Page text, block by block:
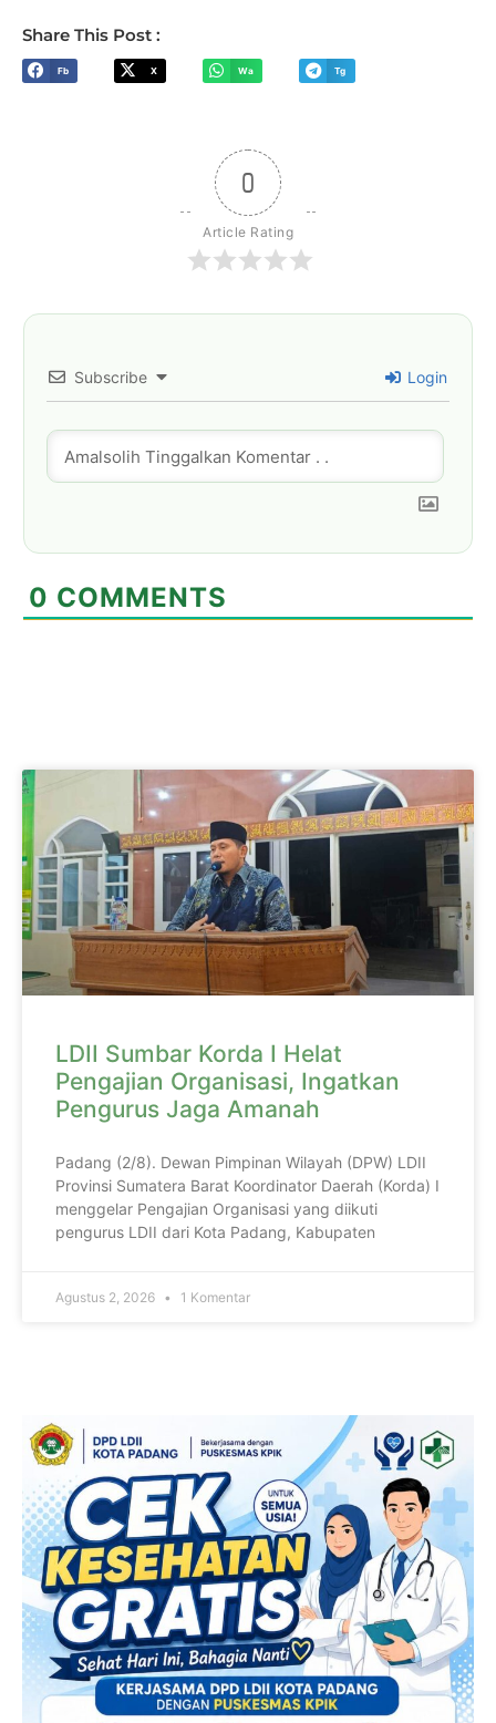
Share This Post :
Fb X Wa Tg
0
Article Rating
Subscribe Login
0 COMMENTS
LDII Sumbar Korda I Helat
Pengajian Organisasi, Ingatkan
Pengurus Jaga Amanah
Padang (2/8). Dewan Pimpinan Wilayah (DPW) LDII
Provinsi Sumatera Barat Koordinator Daerah (Korda) I
menggelar Pengajian Organisasi yang diikuti
pengurus LDII dari Kota Padang, Kabupaten
Agustus 2, 2026 1 Komentar